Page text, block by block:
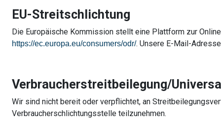
EU-Streitschlichtung
Die Europäische Kommission stellt eine Plattform zur
https://ec.europa.eu/consumers/odr/. Unsere E-Mail-
Verbraucherstreitbeilegung/
Wir sind nicht bereit oder verpflichtet, an
Verbraucherschlichtungsstelle teilzunehmen.